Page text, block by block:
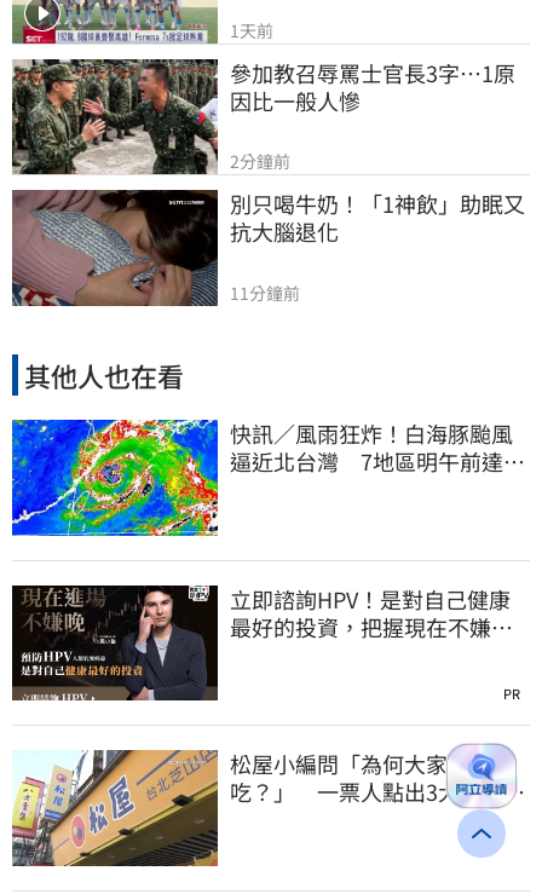
1天前
參加教召辱罵士官長3字…1原
因比一般人慘
2分鐘前
別只喝牛奶！「1神飲」助眠又
抗大腦退化
11分鐘前
其他人也在看
快訊／風雨狂炸！白海豚颱風
逼近北台灣 7地區明午前達停
立即諮詢HPV！是對自己健康
最好的投資，把握現在不嫌
PR
松屋小編問「為何大家不來
吃？」 一票人點出3大問題：